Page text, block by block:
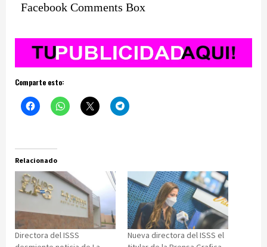
Facebook Comments Box
Comparte esto:
Relacionado
Directora del ISSS
Nueva directora del ISSS el